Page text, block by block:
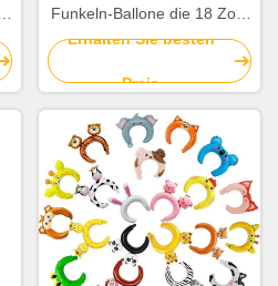
Funkeln-Ballone die 18 Zoll-
Konfetti-Ballone
Erhalten Sie besten
Preis